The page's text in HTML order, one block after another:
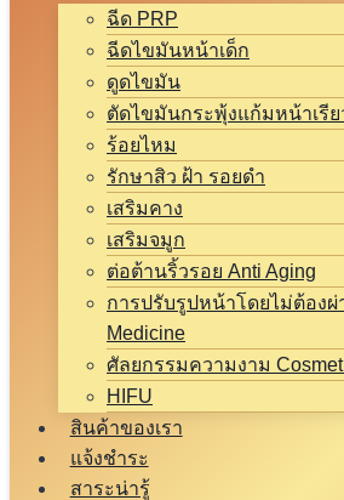
ฉีด PRP
ฉีดไขมันหน้าเด็ก
ดูดไขมัน
ตัดไขมันกระพุ้งแก้มหน้าเรีย
ร้อยไหม
รักษาสิว ฝ้า รอยดำ
เสริมคาง
เสริมจมูก
ต่อต้านริ้วรอย Anti Aging
การปรับรูปหน้าโดยไม่ต้องผ่
Medicine
ศัลยกรรมความงาม
HIFU
สินค้าของเรา
แจ้งชำระ
สาระน่ารู้